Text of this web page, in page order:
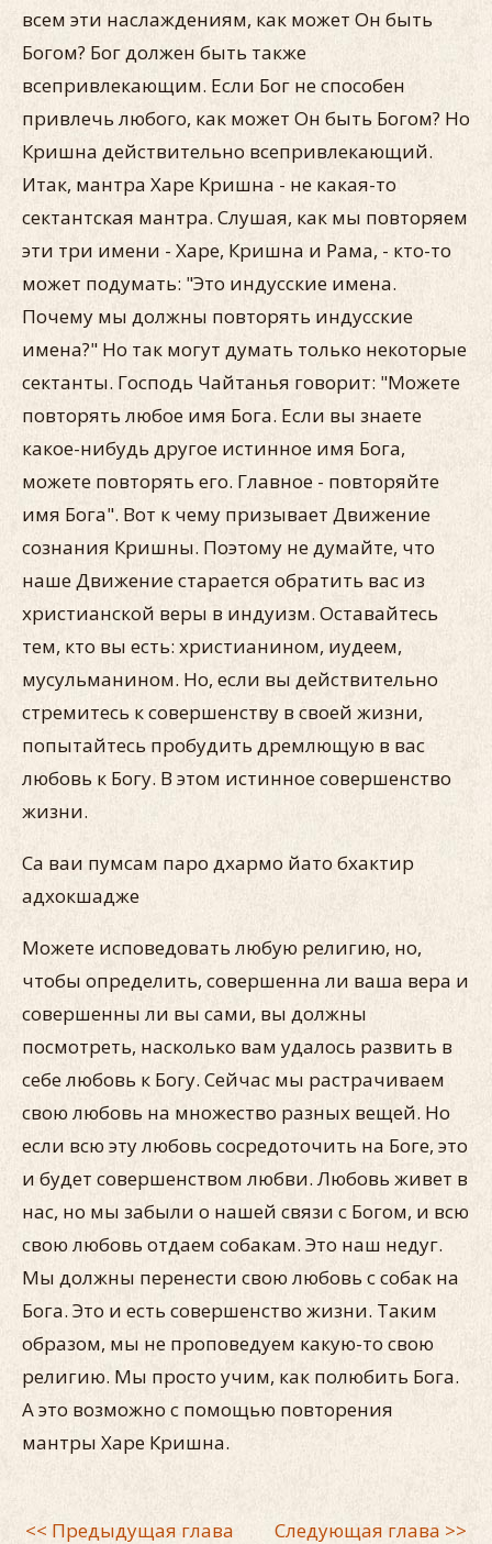
всем эти наслаждениям, как может Он быть
Богом? Бог должен быть также
всепривлекающим. Если Бог не способен
привлечь любого, как может Он быть Богом? Но
Кришна действительно всепривлекающий.
Итак, мантра Харе Кришна - не какая-то
сектантская мантра. Слушая, как мы повторяем
эти три имени - Харе, Кришна и Рама, - кто-то
может подумать: "Это индусские имена.
Почему мы должны повторять индусские
имена?" Но так могут думать только некоторые
сектанты. Господь Чайтанья говорит: "Можете
повторять любое имя Бога. Если вы знаете
какое-нибудь другое истинное имя Бога,
можете повторять его. Главное - повторяйте
имя Бога". Вот к чему призывает Движение
сознания Кришны. Поэтому не думайте, что
наше Движение старается обратить вас из
христианской веры в индуизм. Оставайтесь
тем, кто вы есть: христианином, иудеем,
мусульманином. Но, если вы действительно
стремитесь к совершенству в своей жизни,
попытайтесь пробудить дремлющую в вас
любовь к Богу. В этом истинное совершенство
жизни.
Са ваи пумсам паро дхармо йато бхактир
адхокшадже
Можете исповедовать любую религию, но,
чтобы определить, совершенна ли ваша вера и
совершенны ли вы сами, вы должны
посмотреть, насколько вам удалось развить в
себе любовь к Богу. Сейчас мы растрачиваем
свою любовь на множество разных вещей. Но
если всю эту любовь сосредоточить на Боге, это
и будет совершенством любви. Любовь живет в
нас, но мы забыли о нашей связи с Богом, и всю
свою любовь отдаем собакам. Это наш недуг.
Мы должны перенести свою любовь с собак на
Бога. Это и есть совершенство жизни. Таким
образом, мы не проповедуем какую-то свою
религию. Мы просто учим, как полюбить Бога.
А это возможно с помощью повторения
мантры Харе Кришна.
<< Предыдущая глава Следующая глава >>